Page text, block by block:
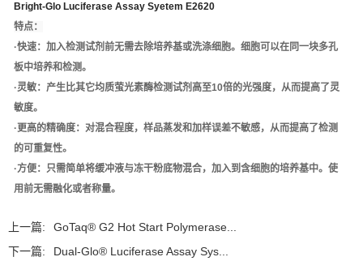
Bright-Glo Luciferase Assay Syetem E2620
特点：
·快速：加入检测试剂前无需去除培养基或洗涤细胞。细胞可以在同一块多孔
板中培养和检测。
·灵敏：产生比其它均质萤光素酶检测试剂高至10倍的光强度，从而提高了灵
敏度。
·更高的精确度：对混合程度，样品蒸发和加样误差不敏感，从而提高了检测
的可重复性。
·方便：只需简单将缓冲液与冻干粉底物混合，加入到含细胞的培养基中。使
用前无需融化或者称量。
上一篇:
GoTaq® G2 Hot Start Polymerase...
下一篇:
Dual-Glo® Luciferase Assay Sys...